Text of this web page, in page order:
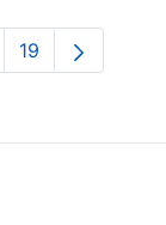
TAB to Pages
Page
19